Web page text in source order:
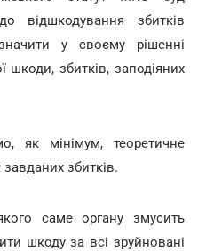
відшкодування збитків
у своєму рішенні
шкоди, збитків, заподіяних
як мінімум, теоретичне
збитків.
саме органу змусить
шкоду за всі зруйновані